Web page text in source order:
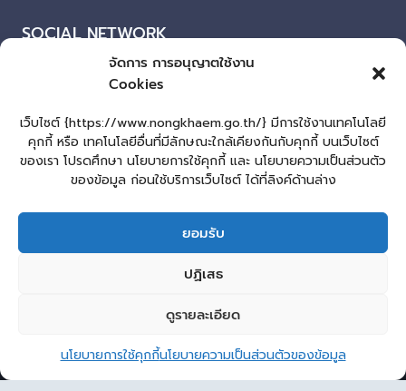
จัดการ การอนุญาตใช้งาน
Cookies
เว็บไซต์ {https://www.nongkhaem.go.th/} มีการใช้งานเทคโนโลยี
คุกกี้ หรือ เทคโนโลยีอื่นที่มีลักษณะใกล้เคียงกันกับคุกกี้ บนเว็บไซต์
ของเรา โปรดศึกษา นโยบายการใช้คุกกี้ และ นโยบายความเป็นส่วนตัว
ของข้อมูล ก่อนใช้บริการเว็บไซต์ ได้ที่ลิงค์ด้านล่าง
ยอมรับ
ปฏิเสธ
ดูรายละเอียด
นโยบายการใช้คุกกี้นโยบายความเป็นส่วนตัวของข้อมูล
SOCIAL NETWORK
Facebook
ผู้เยี่ยมชมเว็บไซต์
ผู้เยี่ยมชม : 3
แผนผังเว็บไซต์
Login
lopburiwebdesign.com
กระดานสนทนา
© 2026 องค์การบริหารส่วนตำบลหนองแขม